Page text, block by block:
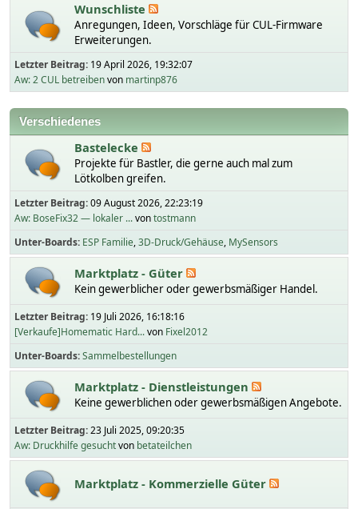
Wunschliste
Anregungen, Ideen, Vorschläge für CUL-Firmware
Erweiterungen.
Letzter Beitrag: 19 April 2026, 19:32:07
Aw: 2 CUL betreibenvon martinp876
Verschiedenes
Bastelecke
Projekte für Bastler, die gerne auch mal zum
Lötkolben greifen.
Letzter Beitrag:09 August 2026, 22:23:19
Aw: BoseFix32 — lokaler ...vontostmann
Unter-Boards ESP Familie 3D-Druck/Gehäuse MySensors
Marktplatz - Güter
Kein gewerblicher oder gewerbsmäßiger Handel.
Letzter Beitrag: 19 Juli 2026, 16:18:16
[Verkaufe]Homematic Hard...von Fixel2012
Unter-Boards Sammelbestellungen
Marktplatz - Dienstleistungen
Keine gewerblichen oder gewerbsmäßigen Angebote.
Letzter Beitrag:23 Juli 2025, 09:20:35
Aw: Druckhilfe gesuchtvon betateilchen
Marktplatz - Kommerzielle Güter